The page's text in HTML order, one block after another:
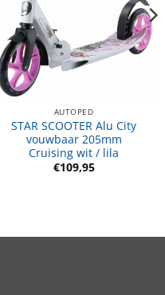
AUTOPED
STAR SCOOTER Alu City
vouwbaar 205mm
Cruising wit / lila
€109,95